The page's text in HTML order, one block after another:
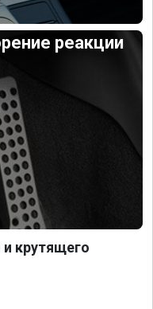
реакции
крутящего